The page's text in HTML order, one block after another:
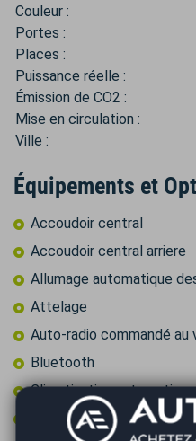
Couleur :
Portes :
Places :
Puissance réelle :
Émission de CO2 :
Mise en circulation :
Ville :
Équipements et
Accoudoir central
Accoudoir central arriere
Allumage automatique
Attelage
Auto-radio commandé au
Bluetooth
Climatisation automatique
Climatisation multi zone